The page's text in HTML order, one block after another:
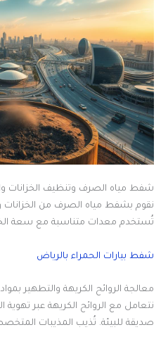
شفط مياه الصرف وتنظيف الخزانات
نقوم بشفط مياه الصرف من الخزانات
تُستخدم معدات متناسبة مع سعة
شفط بيارات الحمراء بالرياض
معالجة الروائح الكريهة والتطهير
نتعامل مع الروائح الكريهة عبر
صديقة للبيئة. تُذيب المذيبات